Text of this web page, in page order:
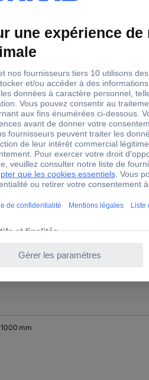
1 m
1000 mm
1000 mm